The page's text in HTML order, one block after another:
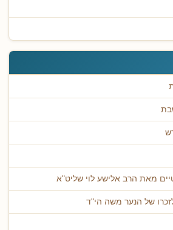
מאת הרב אלישע לוי שליט"א
של הנער משה הי"ד